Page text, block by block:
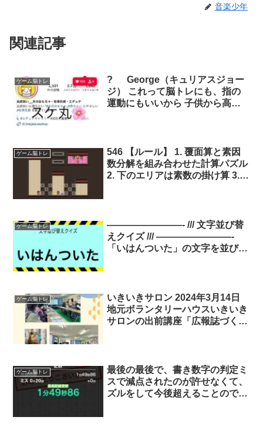
音楽少年
関連記事
ゲーム脳トレ
? George（キュリアスジョー
ジ） これって脳トレにも、指の
運動にもいいから 子供から高齢
ゲーム脳トレ
546 【ルール】 1. 覆面算と素因
数分解を組み合わせた計算パズル
2. 下のエリアは素数の掛け算 3.
然数 5. 右上の猫はプレイヤーの
ため、計算には無関係
ゲーム脳トレ
————————- /// 文字並び替
えクイズ /// ————————-
「いはんついた」の文字を並び替
通販は成り立ちません。
ゲーム脳トレ
いきいきサロン 2024年3月14日
地元ボランタリーハウスいきいき
サロンの出前講座「広報誌づくり
えボールをにぎにぎしながら一緒
に握力体操を。毎日続ける事が大
切です❣️
ゲーム脳トレ
最後の最後で、書き数字の判定ミ
スで減点されたのが許せなくて、
ズルをして今後超えることのでき